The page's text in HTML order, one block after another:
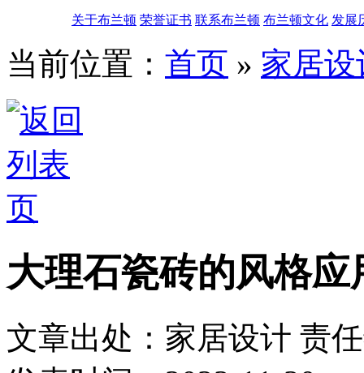
关于布兰顿 荣誉证书 联系布兰顿 布兰顿文化 发展
当前位置： 首页 » 家居设
大理石瓷砖的风格应
文章出处：家居设计 责